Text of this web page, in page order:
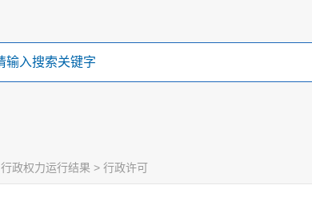
行政权力运行结果 > 行政许可